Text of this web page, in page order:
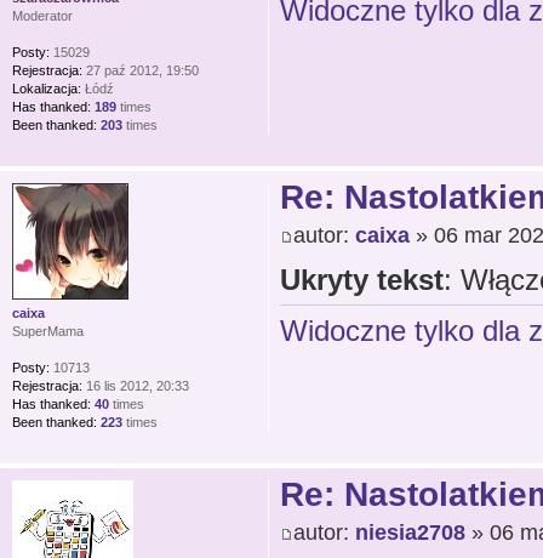
Widoczne tylko dla
Moderator
Posty: 15029
Rejestracja: 27 paź 2012, 19:50
Lokalizacja: Łódź
Has thanked: 189 times
Been thanked: 203 times
Re:
autor: caixa» 06 mar
Ukryty tekst:
Widoczne tylko dla
caixa
SuperMama
Posty: 10713
Rejestracja: 16 lis 2012, 20:33
Has thanked: 40 times
Been thanked: 223 times
Re:
autor: niesia2708» 06